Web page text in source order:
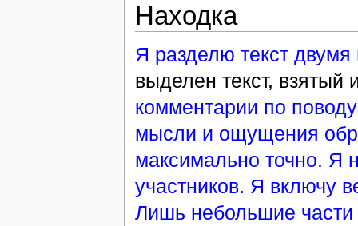
Находка
Я разделю текст
выделен текст, взятый
комментарии по
мысли и ощущения
максимально точно. Я
участников. Я включу
Лишь небольшие части